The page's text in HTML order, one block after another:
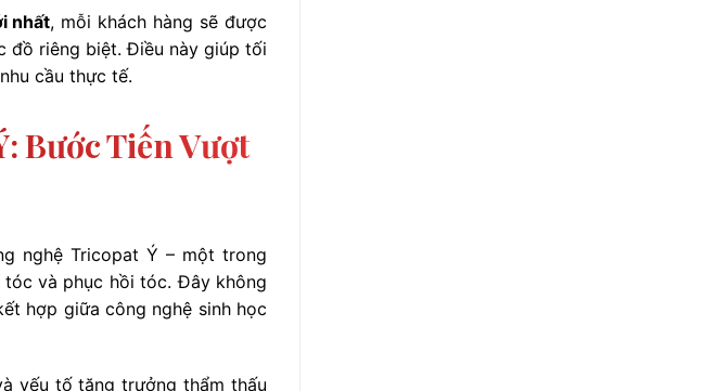
nhất, mỗi khách hàng sẽ được
đồ riêng biệt. Điều này giúp tối
cầu thực tế.
Bước Tiến Vượt
nghệ Tricopat Ý – một trong
và phục hồi tóc. Đây không
hợp giữa công nghệ sinh học
yếu tố tăng trưởng thẩm thấu